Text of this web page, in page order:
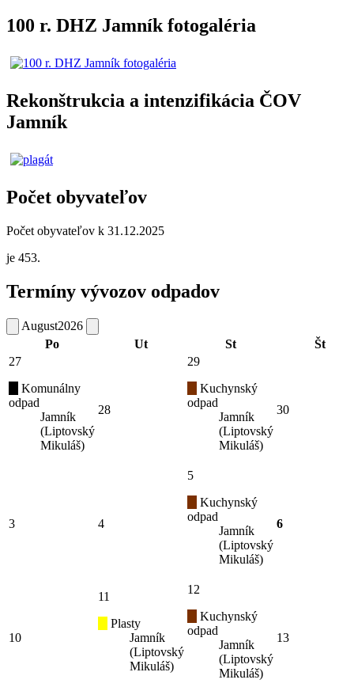
100 r. DHZ Jamník fotogaléria
Rekonštrukcia a intenzifikácia ČOV
Jamník
Počet obyvateľov
Počet obyvateľov k 31.12.2025
je 453.
Termíny vývozov odpadov
August2026
Po
Ut St
Št
27
Komunálny
odpad
Jamník
(Liptovský
Mikuláš)
28
29
Kuchynský
odpad
Jamník
(Liptovský
Mikuláš)
30
3 4
5
Kuchynský
odpad
Jamník
(Liptovský
Mikuláš)
6
10
11
Plasty
Jamník
(Liptovský
Mikuláš)
12
Kuchynský
odpad
Jamník
(Liptovský
Mikuláš)
13